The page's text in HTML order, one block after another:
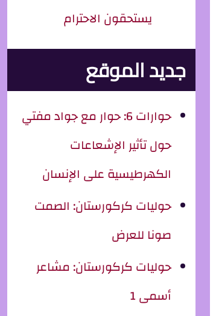
يستحقون الاحترام
جديد الموقع
حوارات 6: حوار مع جواد مفتي
حول تأثير الإشعاعات
الكهرطيسية على الإنسان
حوليات كركورستان: الصمت
صونا للعرض
حوليات كركورستان: مشاعر
أسمى 1